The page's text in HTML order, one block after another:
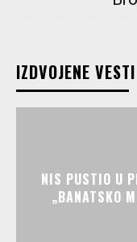
IZDVOJENE VESTI
NIS PUSTIO U
„BANATSKO